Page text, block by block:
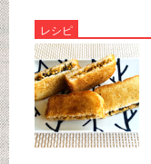
レシピ